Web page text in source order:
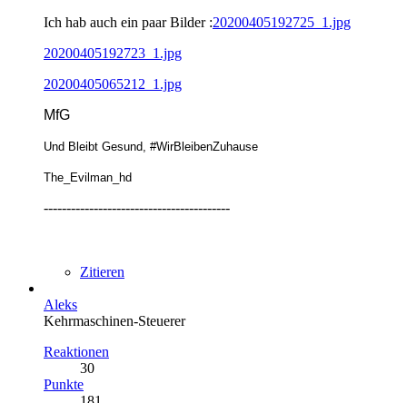
Ich hab auch ein paar Bilder :20200405192725_1.jpg
20200405192723_1.jpg
20200405065212_1.jpg
MfG
Und Bleibt Gesund, #WirBleibenZuhause
The_Evilman_hd
-----------------------------------------
Zitieren
Aleks
Kehrmaschinen-Steuerer
Reaktionen
30
Punkte